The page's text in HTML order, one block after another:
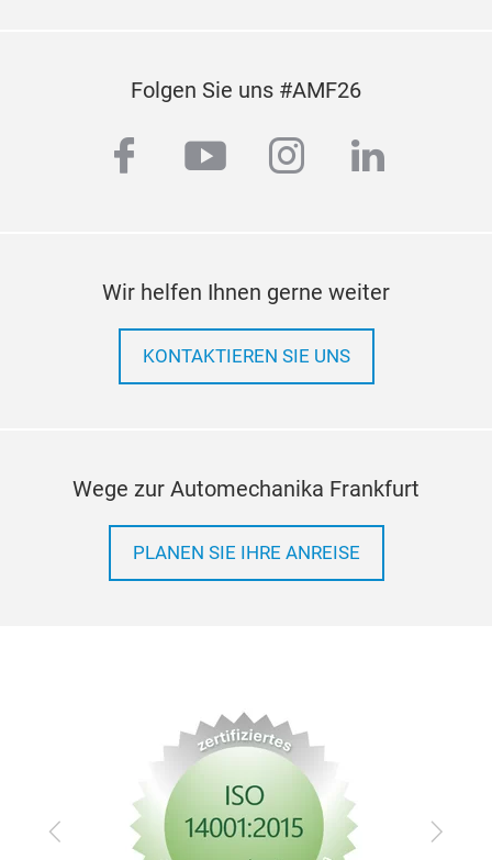
Folgen Sie uns #AMF26
facebook
youtubeinstagram
linkedin
Wir helfen Ihnen gerne weiter
KONTAKTIEREN SIE UNS
Wege zur Automechanika Frankfurt
PLANEN SIE IHRE ANREISE
Zurück Vor